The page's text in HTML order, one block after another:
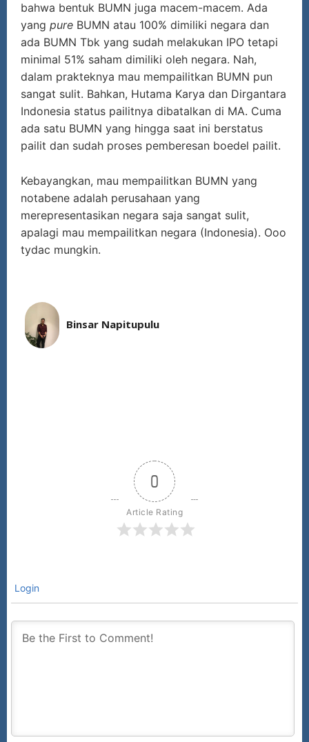
bahwa bentuk BUMN juga macem-macem. Ada
yang pure BUMN atau 100% dimiliki negara dan
ada BUMN Tbk yang sudah melakukan IPO tetapi
minimal 51% saham dimiliki oleh negara. Nah,
dalam prakteknya mau mempailitkan BUMN pun
sangat sulit. Bahkan, Hutama Karya dan Dirgantara
Indonesia status pailitnya dibatalkan di MA. Cuma
ada satu BUMN yang hingga saat ini berstatus
pailit dan sudah proses pemberesan boedel pailit.
Kebayangkan, mau mempailitkan BUMN yang
notabene adalah perusahaan yang
merepresentasikan negara saja sangat sulit,
apalagi mau mempailitkan negara (Indonesia). Ooo
tydac mungkin.
Binsar Napitupulu
0
Article Rating
Login